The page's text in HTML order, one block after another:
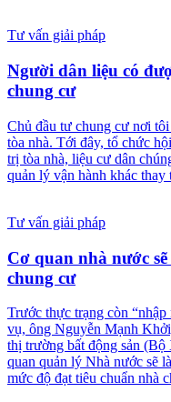
Tư vấn giải pháp
Người dân liệu có
chung cư
Chủ đầu tư chung cư nơi
tòa nhà. Tới đây, tổ chức
trị tòa nhà, liệu cư dân
quản lý vận hành khác
Tư vấn giải pháp
Cơ quan nhà nước
chung cư
Trước thực trạng còn
vụ, ông Nguyễn Mạnh
thị trường bất động sản
quan quản lý Nhà nước sẽ
mức độ đạt tiêu chuẩn nhà